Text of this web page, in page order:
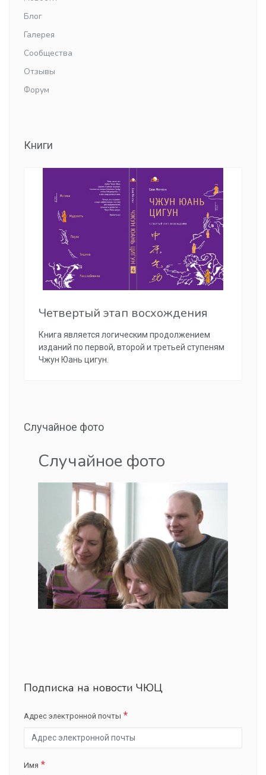
Блог
Галерея
Сообщества
Отзывы
Форум
Книги
Четвертый этап восхождения
Книга является логическим продолжением
изданий по первой, второй и третьей ступеням
Чжун Юань цигун.
Случайное фото
Случайное фото
Подписка на новости ЧЮЦ
Адрес электронной почты
Имя